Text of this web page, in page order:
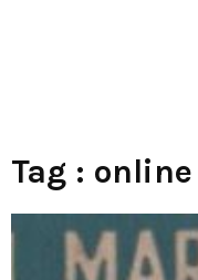
Tag :